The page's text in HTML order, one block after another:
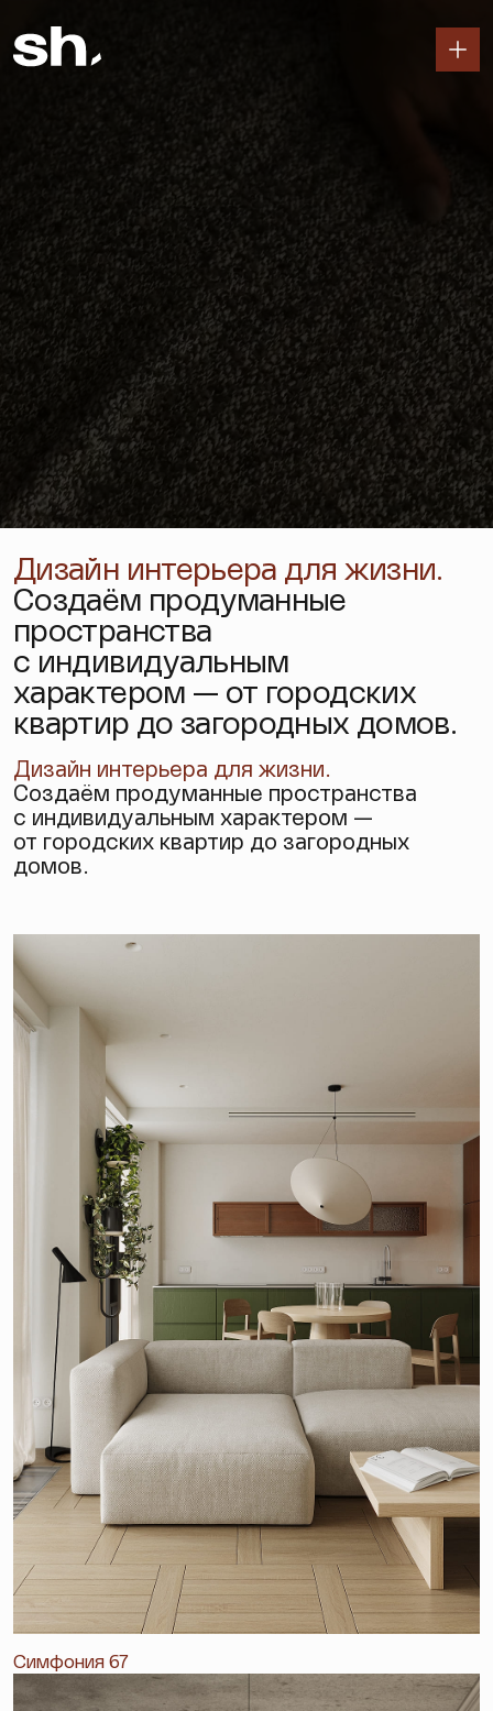
Дизайн интерьера для жизни.
Создаём продуманные
пространства
с индивидуальным
характером — от городских
квартир до загородных домов.
Дизайн интерьера для жизни.
Создаём продуманные пространства
с индивидуальным характером —
от городских квартир до загородных
домов.
Симфония 67